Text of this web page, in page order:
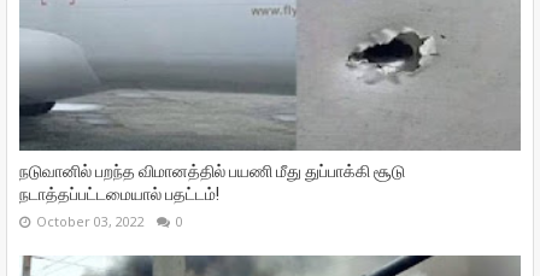
நடுவானில் பறந்த விமானத்தில் பயணி மீது துப்பாக்கி சூடு
நடாத்தப்பட்டமையால் பதட்டம்!
October 03, 2022 0